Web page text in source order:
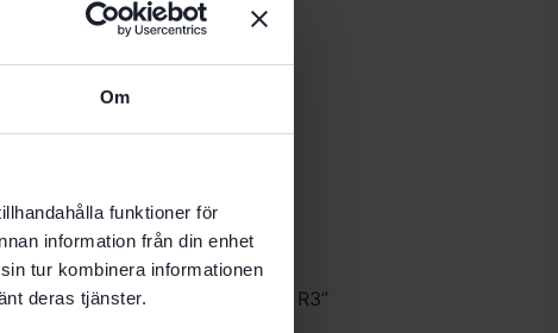
Om
funktioner för
information från din enhet
tur kombinera informationen
deras tjänster.
Kantfräs OFK 500 Q-Plus R3”